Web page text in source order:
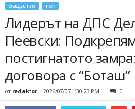
ОБЩЕСТВО ТОП
Лидерът на ДПС
Пеевски:
постигнатото
договора с “Боташ”
от redaktor - 2026/07/07 1:30:23 PM 0